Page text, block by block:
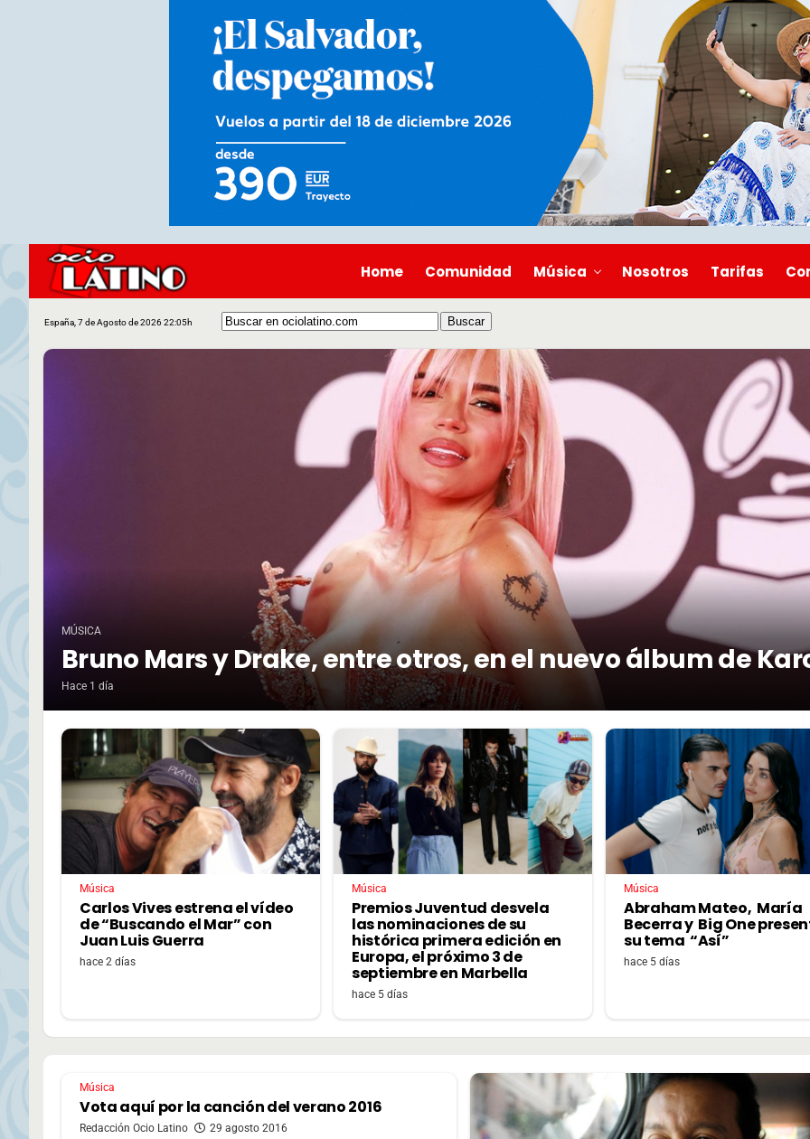
Home Comunidad Música Nosotros Tarifas
España, 7 de Agosto de 2026 22:05h
MÚSICA
Bruno Mars y Drake, entre otros, en el nuevo álbum de
Hace 1 día
Música
Carlos Vives estrena el vídeo
de “Buscando el Mar” con
Juan Luis Guerra
hace 2 días
Música
Premios Juventud desvela
las nominaciones de su
histórica primera edición en
Europa, el próximo 3 de
septiembre en Marbella
hace 5 días
Música
Abraham Mateo, María
Becerra y Big One
su tema “Así”
hace 5 días
Música
Vota aquí por la canción del verano 2016
Redacción Ocio Latino 29 agosto 2016